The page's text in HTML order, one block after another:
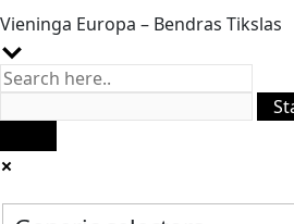
Vieninga Europa – Bendras Tikslas